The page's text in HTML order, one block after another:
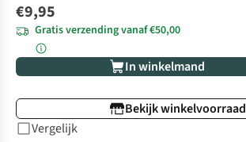
€9,95
Gratis verzending vanaf €50,00
In winkelmand
Bekijk winkelvoorraad
Vergelijk